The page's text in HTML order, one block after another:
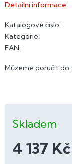
Můžeme doručit do:
Skladem
4 137 Kč
Detailní informace
Katalogové číslo:
Kategorie:
EAN: